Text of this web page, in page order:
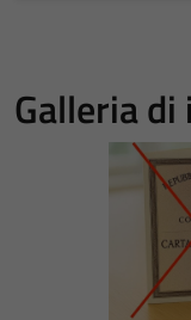
Galleria